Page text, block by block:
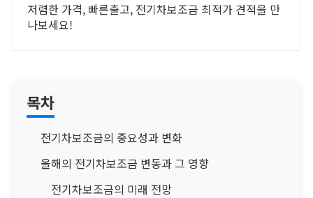
저렴한 가격, 빠른출고, 전기차보조금 최적가 견적을 만
나보세요!
목차
전기차보조금의 중요성과 변화
올해의 전기차보조금 변동과 그 영향
전기차보조금의 미래 전망